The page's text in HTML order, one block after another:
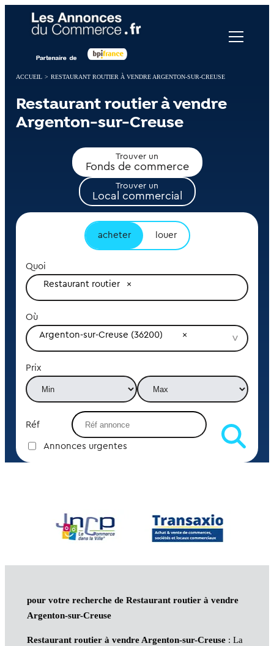
ACCUEIL > RESTAURANT ROUTIER À VENDRE ARGENTON-SUR-CREUSE
Restaurant routier à vendre
Argenton-sur-Creuse
Trouver un
Fonds de commerce
Trouver un
Local commercial
acheter louer
Quoi
Restaurant routier
Où
Argenton-sur-Creuse (36200)
Prix
Réf
Annonces urgentes
pour votre recherche de Restaurant routier à vendre
Argenton-sur-Creuse
Restaurant routier à vendre Argenton-sur-Creuse: La
Panneau de gestion des cookies